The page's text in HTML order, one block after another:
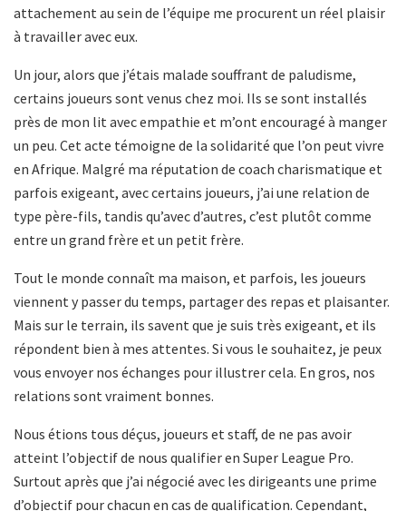
attachement au sein de l’équipe me procurent un réel plaisir
à travailler avec eux.
Un jour, alors que j’étais malade souffrant de paludisme,
certains joueurs sont venus chez moi. Ils se sont installés
près de mon lit avec empathie et m’ont encouragé à manger
un peu. Cet acte témoigne de la solidarité que l’on peut vivre
en Afrique. Malgré ma réputation de coach charismatique et
parfois exigeant, avec certains joueurs, j’ai une relation de
type père-fils, tandis qu’avec d’autres, c’est plutôt comme
entre un grand frère et un petit frère.
Tout le monde connaît ma maison, et parfois, les joueurs
viennent y passer du temps, partager des repas et plaisanter.
Mais sur le terrain, ils savent que je suis très exigeant, et ils
répondent bien à mes attentes. Si vous le souhaitez, je peux
vous envoyer nos échanges pour illustrer cela. En gros, nos
relations sont vraiment bonnes.
Nous étions tous déçus, joueurs et staff, de ne pas avoir
atteint l’objectif de nous qualifier en Super League Pro.
Surtout après que j’ai négocié avec les dirigeants une prime
d’objectif pour chacun en cas de qualification. Cependant,